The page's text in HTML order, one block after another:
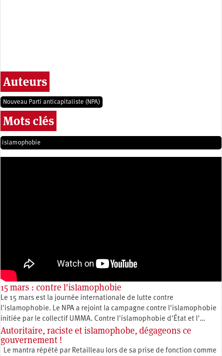
Auteurs
Nouveau Parti anticapitaliste (NPA)
Mots clés
islamophobie
15 mars : contre l'islamophobie
Le 15 mars est la journée internationale de lutte contre
l'islamophobie. Le NPA a rejoint la campagne contre l'islamophobie
initiée par le collectif UMMA. Contre l'islamophobie d'État et l'…
Autoritaire, raciste et islamophobe, dégageons ce
gouvernement !
Le mantra répété par Retailleau lors de sa prise de fonction comme